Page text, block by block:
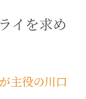
イを求め
主役の川口